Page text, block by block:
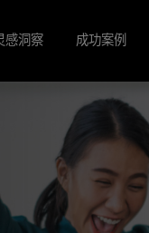
感洞察 成功案例